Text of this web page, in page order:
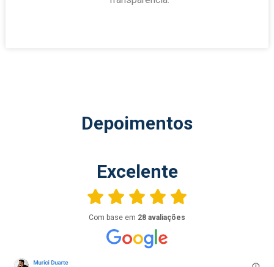
Depoimentos
Excelente
Com base em 28 avaliações